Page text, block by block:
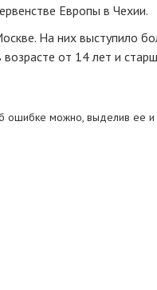
Европы в Чехии.
На них выступило
от 14 лет и
ошибке можно, выделив ее и